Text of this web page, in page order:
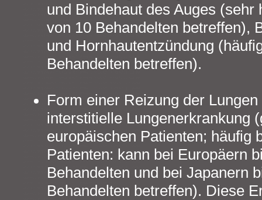
und Bindehaut des Auges (sehr
von 10 Behandelten betreffen),
und Hornhautentzündung
Behandelten betreffen).
Form einer Reizung der
interstitielle Lungenerkrankung
europäischen Patienten; häufig
Patienten: kann bei Europäern
Behandelten und bei Japanern
Behandelten betreffen). Diese